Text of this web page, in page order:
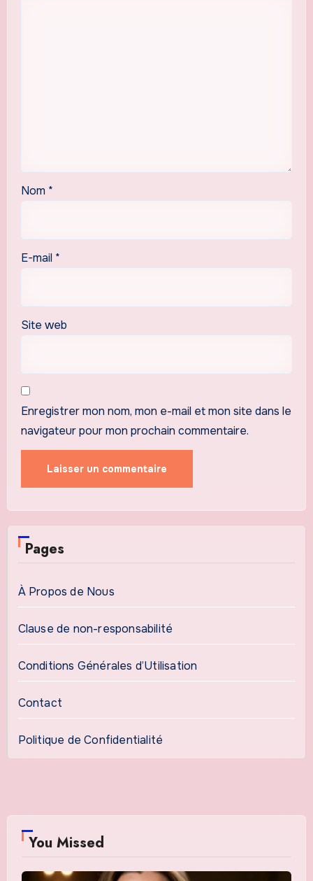
Nom *
E-mail *
Site web
Enregistrer mon nom, mon e-mail et mon site dans le
navigateur pour mon prochain commentaire.
Pages
À Propos de Nous
Clause de non-responsabilité
Conditions Générales d’Utilisation
Contact
Politique de Confidentialité
You Missed